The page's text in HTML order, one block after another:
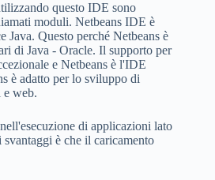
questo IDE sono
moduli. Netbeans IDE è
Java. Questo perché Netbeans è
di Java - Oracle. Il supporto per
e Netbeans è l'IDE
è adatto per lo sviluppo di
e web.
di applicazioni lato
è che il caricamento